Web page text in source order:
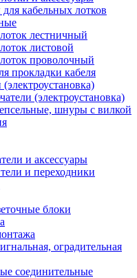
кабельных лотков
лестничный
листовой
проволочный
прокладки кабеля
(электроустановка)
шнуры с вилкой
и аксессуары
и переходники
блоки
оградительная
соединительные